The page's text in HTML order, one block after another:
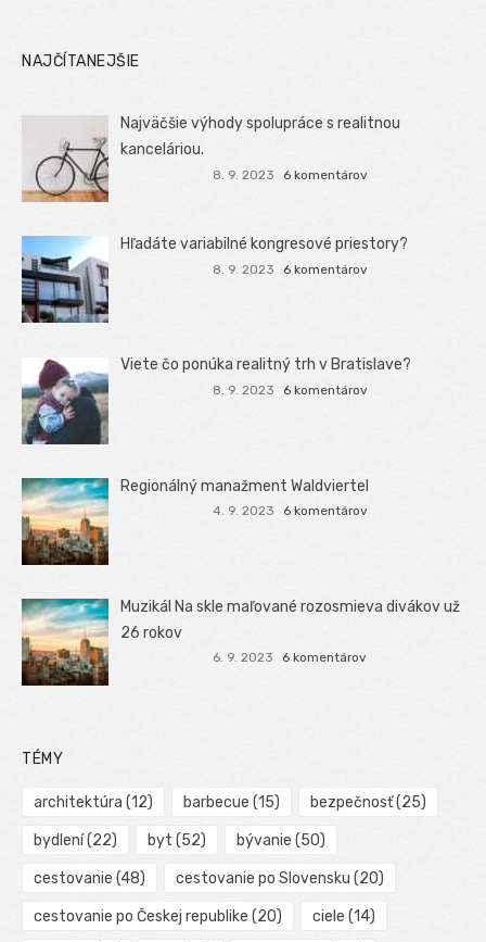
NAJČÍTANEJŠIE
Najväčšie výhody spolupráce s realitnou
kanceláriou.
8. 9. 2023 6 komentárov
Hľadáte variabilné kongresové priestory?
8. 9. 2023 6 komentárov
Viete čo ponúka realitný trh v Bratislave?
8. 9. 2023 6 komentárov
Regionálný manažment Waldviertel
4. 9. 2023 6 komentárov
Muzikál Na skle maľované rozosmieva divákov už
26 rokov
6. 9. 2023 6 komentárov
TÉMY
architektúra (12) barbecue (15) bezpečnosť(25)
bydlení(22) byt (52) bývanie (50)
cestovanie (48) cestovanie po Slovensku (20)
cestovanie po Českej republike (20) ciele (14)